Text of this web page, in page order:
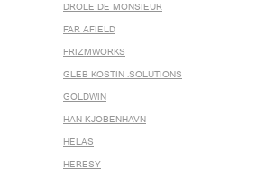
DROLE DE MONSIEUR
FAR AFIELD
FRIZMWORKS
GLEB KOSTIN .SOLUTIONS
GOLDWIN
HAN KJOBENHAVN
HELAS
HERESY